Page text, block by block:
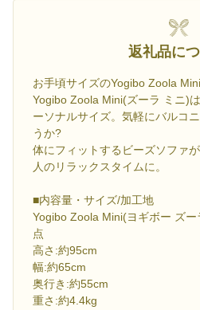
返礼品に
お手頃サイズのYogibo Zoola Mini
Yogibo Zoola Mini(ズーラ ミニ)
ーソナルサイズ。気軽にバルコ
うか?
体にフィットするビーズソファ
人のリラックスタイムに。
■内容量・サイズ/加工地
Yogibo Zoola Mini(ヨギボー ズ
点
高さ:約95cm
幅:約65cm
奥行き:約55cm
重さ:約4.4kg